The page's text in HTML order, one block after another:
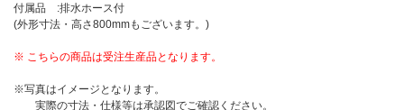
付属品 :排水ホース付
(外形寸法・高さ800mmもございます。)
※ こちらの商品は受注生産品となります。
※写真はイメージとなります。
実際の寸法・仕様等は承認図でご確認ください。